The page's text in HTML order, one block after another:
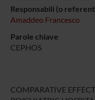
Responsabili (o
Amaddeo Francesco
Parole chiave
CEPHOS
COMPARATIVE